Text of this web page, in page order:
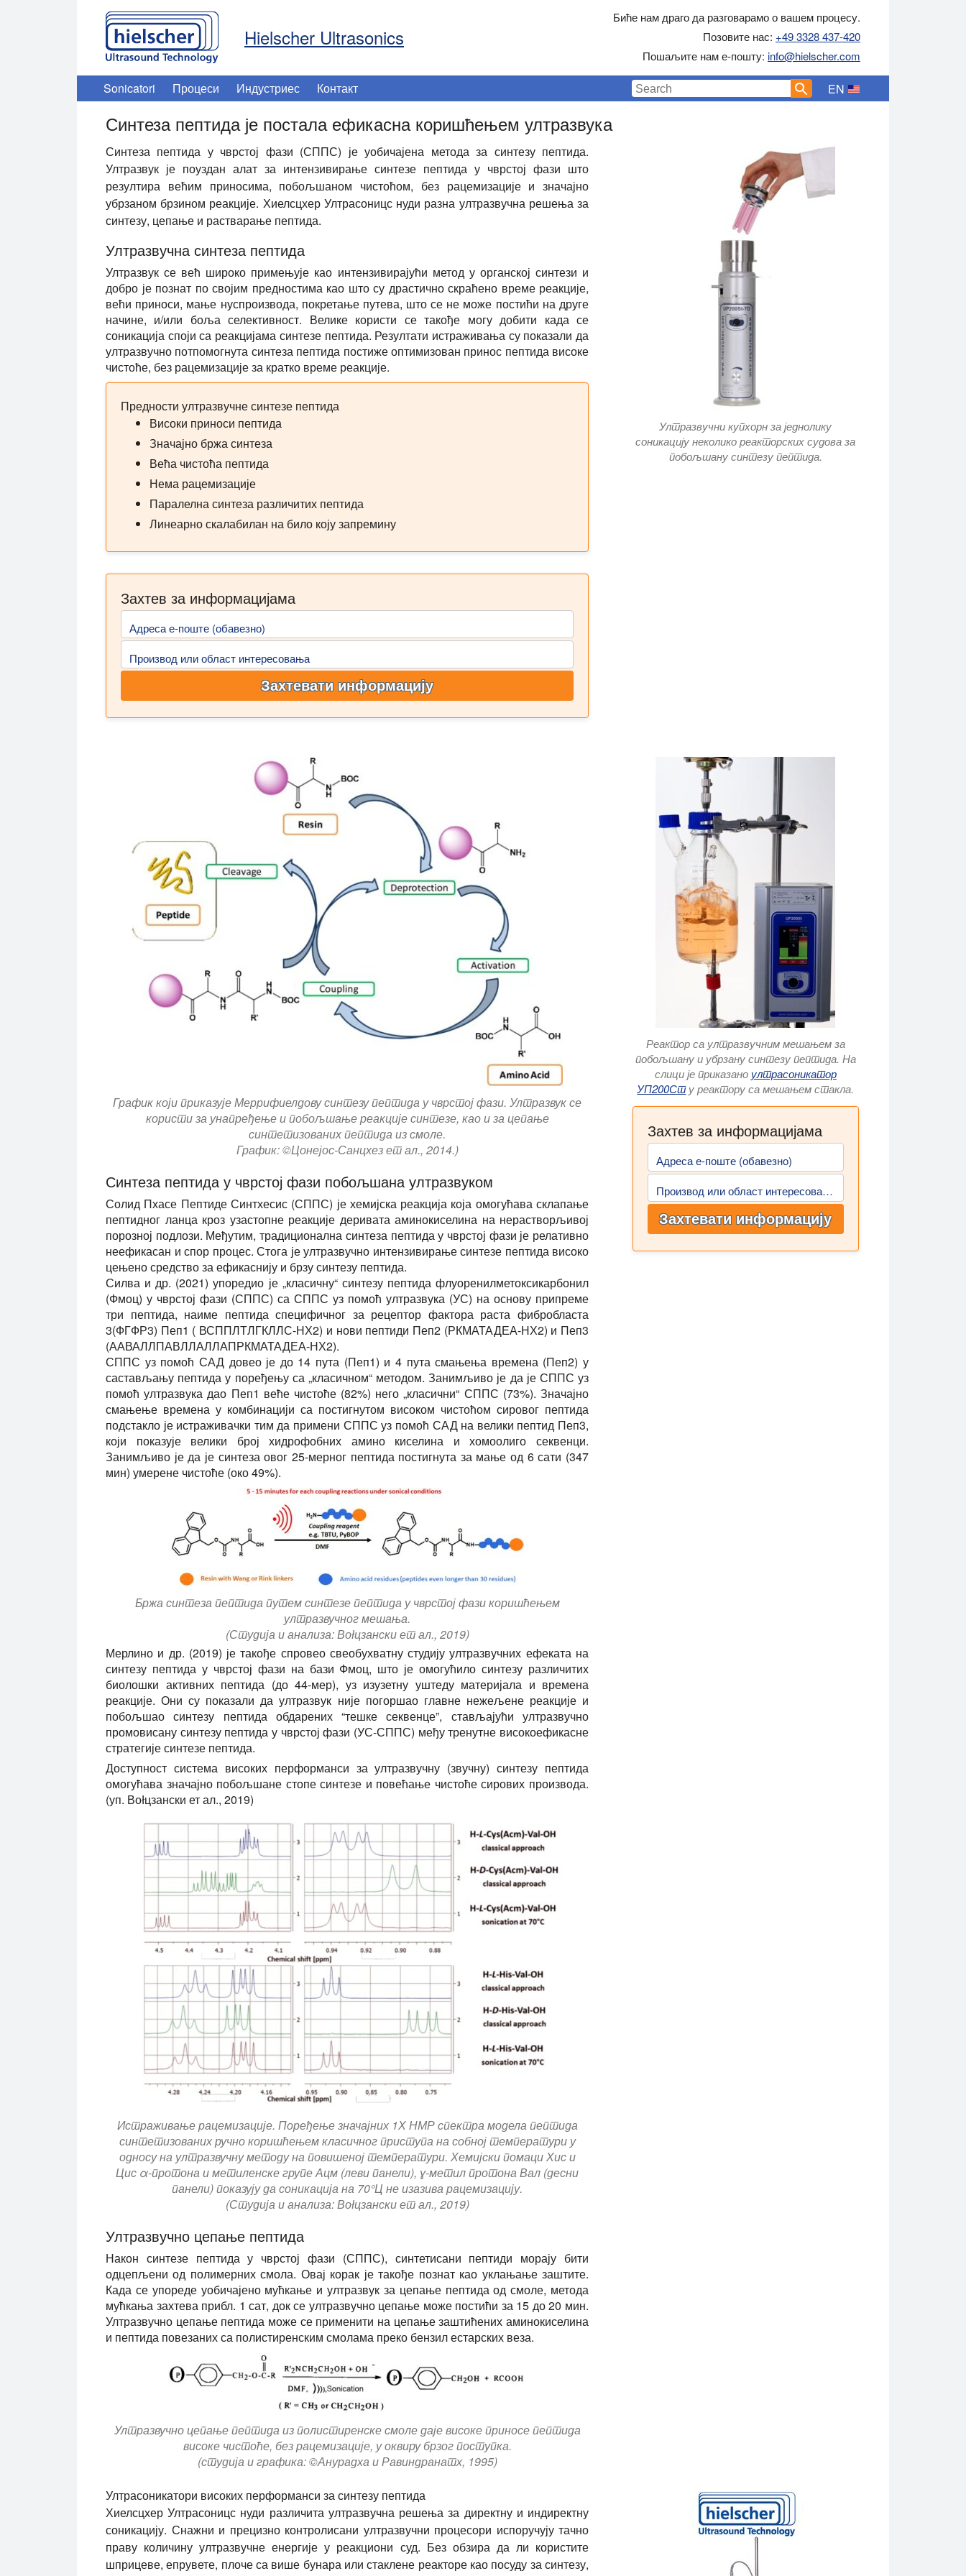
Hielscher Ultrasonics
Биће нам драго да разговарамо о вашем процесу.
Позовите нас: +49 3328 437-420
Пошаљите нам е-пошту: info@hielscher.com
Sonicatori Процеси Индустриес Контакт EN
Синтеза пептида је постала ефикасна коришћењем ултразвука
Синтеза пептида у чврстој фази (СППС) је уобичајена метода за синтезу пептида.
Ултразвук је поуздан алат за интензивирање синтезе пептида у чврстој фази што
резултира већим приносима, побољшаном чистоћом, без рацемизације и значајно
убрзаном брзином реакције. Хиелсцхер Ултрасоницс нуди разна ултразвучна решења за
синтезу, цепање и растварање пептида.
Ултразвучна синтеза пептида
Ултразвук се већ широко примењује као интензивирајући метод у органској синтези и
добро је познат по својим предностима као што су драстично скраћено време реакције,
већи приноси, мање нуспроизвода, покретање путева, што се не може постићи на друге
начине, и/или боља селективност. Велике користи се такође могу добити када се
соникација споји са реакцијама синтезе пептида. Резултати истраживања су показали да
ултразвучно потпомогнута синтеза пептида постиже оптимизован принос пептида високе
чистоће, без рацемизације за кратко време реакције.
Предности ултразвучне синтезе пептида
Високи приноси пептида
Значајно бржа синтеза
Већа чистоћа пептида
Нема рацемизације
Паралелна синтеза различитих пептида
Линеарно скалабилан на било коју запремину
Захтев за информацијама
Адреса е-поште (обавезно)
Производ или област интересовања
Захтевати информацију
Ултразвучни купхорн за једнолику
соникацију неколико реакторских судова за
побољшану синтезу пептида.
График који приказује Меррифиелдову синтезу пептида у чврстој фази. Ултразвук се
користи за унапређење и побољшање реакције синтезе, као и за цепање
синтетизованих пептида из смоле.
График: ©Цонејос-Санцхез ет ал., 2014.)
Синтеза пептида у чврстој фази побољшана ултразвуком
Солид Пхасе Пептиде Синтхесис (СППС) је хемијска реакција која омогућава склапање
пептидног ланца кроз узастопне реакције деривата аминокиселина на нерастворљивој
порозној подлози. Међутим, традиционална синтеза пептида у чврстој фази је релативно
неефикасан и спор процес. Стога је ултразвучно интензивирање синтезе пептида високо
цењено средство за ефикаснију и брзу синтезу пептида.
Силва и др. (2021) упоредио је „класичну“ синтезу пептида флуоренилметоксикарбонил
(Фмоц) у чврстој фази (СППС) са СППС уз помоћ ултразвука (УС) на основу припреме
три пептида, наиме пептида специфичног за рецептор фактора раста фибробласта
3(ФГФР3) Пеп1 ( ВСППЛТЛГКЛЛС-НХ2) и нови пептиди Пеп2 (РКМАТАДЕА-НХ2) и Пеп3
(ААВАЛЛПАВЛЛАЛЛАПРКМАТАДЕА-НХ2).
СППС уз помоћ САД довео је до 14 пута (Пеп1) и 4 пута смањења времена (Пеп2) у
састављању пептида у поређењу са „класичном“ методом. Занимљиво је да је СППС уз
помоћ ултразвука дао Пеп1 веће чистоће (82%) него „класични“ СППС (73%). Значајно
смањење времена у комбинацији са постигнутом високом чистоћом сировог пептида
подстакло је истраживачки тим да примени СППС уз помоћ САД на велики пептид Пеп3,
који показује велики број хидрофобних амино киселина и хомоолиго секвенци.
Занимљиво је да је синтеза овог 25-мерног пептида постигнута за мање од 6 сати (347
мин) умерене чистоће (око 49%).
Бржа синтеза пептида путем синтезе пептида у чврстој фази коришћењем
ултразвучног мешања.
(Студија и анализа: Воłцзански ет ал., 2019)
Мерлино и др. (2019) је такође спровео свеобухватну студију ултразвучних ефеката на
синтезу пептида у чврстој фази на бази Фмоц, што је омогућило синтезу различитих
биолошки активних пептида (до 44-мер), уз изузетну уштеду материјала и времена
реакције. Они су показали да ултразвук није погоршао главне нежељене реакције и
побољшао синтезу пептида обдарених “тешке секвенце”, стављајући ултразвучно
промовисану синтезу пептида у чврстој фази (УС-СППС) међу тренутне високоефикасне
стратегије синтезе пептида.
Доступност система високих перформанси за ултразвучну (звучну) синтезу пептида
омогућава значајно побољшане стопе синтезе и повећање чистоће сирових производа.
(уп. Воłцзански ет ал., 2019)
Истраживање рацемизације. Поређење значајних 1Х НМР спектра модела пептида
синтетизованих ручно коришћењем класичног приступа на собној температури у
односу на ултразвучну методу на повишеној температури. Хемијски помаци Хис и
Цис α-протона и метиленске групе Ацм (леви панели), ɣ-метил протона Вал (десни
панели) показују да соникација на 70°Ц не изазива рацемизацију.
(Студија и анализа: Воłцзански ет ал., 2019)
Ултразвучно цепање пептида
Након синтезе пептида у чврстој фази (СППС), синтетисани пептиди морају бити
одцепљени од полимерних смола. Овај корак је такође познат као уклањање заштите.
Када се упореде уобичајено мућкање и ултразвук за цепање пептида од смоле, метода
мућкања захтева прибл. 1 сат, док се ултразвучно цепање може постићи за 15 до 20 мин.
Ултразвучно цепање пептида може се применити на цепање заштићених аминокиселина
и пептида повезаних са полистиренским смолама преко бензил естарских веза.
Ултразвучно цепање пептида из полистиренске смоле даје високе приносе пептида
високе чистоће, без рацемизације, у оквиру брзог поступка.
(студија и графика: ©Анурадха и Равиндранатх, 1995)
Реактор са ултразвучним мешањем за
побољшану и убрзану синтезу пептида. На
слици је приказано ултрасоникатор
УП200Сту реактору са мешањем стакла.
Захтев за информацијама
Адреса е-поште (обавезно)
Производ или област интересовања
Захтевати информацију
Ултрасоникатори високих перформанси за синтезу пептида
Хиелсцхер Ултрасоницс нуди различита ултразвучна решења за директну и индиректну
соникацију. Снажни и прецизно контролисани ултразвучни процесори испоручују тачно
праву количину ултразвучне енергије у реакциони суд. Без обзира да ли користите
шприцеве, епрувете, плоче са више бунара или стаклене реакторе као посуду за синтезу,